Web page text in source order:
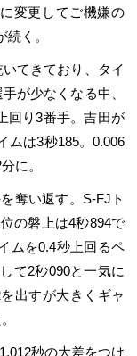
変更してご機嫌の
く。
てきており、タイ
が少なくなる中、
回り3番手。吉田が
ムは3秒185。0.006
に。
奪い返す。S-FJト
の磐上は4秒894で
ムを0.4秒上回るペ
て2秒090と一気に
出すが大きくギャ
秒の大差をつけ